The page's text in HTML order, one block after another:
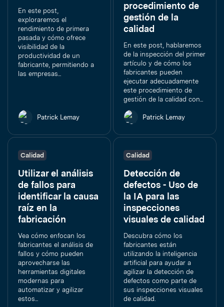
En este post,
exploraremos el
rendimiento de primera
pasada y cómo ofrece
visibilidad de la
productividad de un
fabricante, permitiendo a
las empresas...
Patrick Lemay
procedimiento de
gestión de la
calidad
En este post, hablaremos
de la inspección del primer
artículo y de cómo los
fabricantes pueden
ejecutar adecuadamente
este procedimiento de
gestión de la calidad con...
Patrick Lemay
Calidad
Utilizar el análisis
de fallos para
identificar la causa
raíz en la
fabricación
Vea cómo enfocan los
fabricantes el análisis de
fallos y cómo pueden
aprovecharse las
herramientas digitales
modernas para
automatizar y agilizar
estos...
Calidad
Detección de
defectos - Uso de
la IA para las
inspecciones
visuales de calidad
Descubra cómo los
fabricantes están
utilizando la inteligencia
artificial para ayudar a
agilizar la detección de
defectos como parte de
sus inspecciones visuales
de calidad.